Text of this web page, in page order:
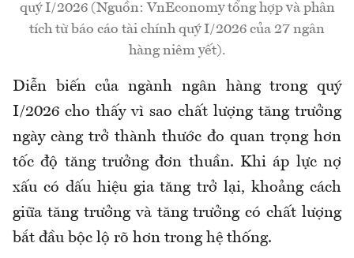
quý I/2026 (Nguồn: VnEconomy tổng hợp và phân
tích từ báo cáo tài chính quý I/2026 của 27 ngân
hàng niêm yết).
Diễn biến của ngành ngân hàng trong quý
I/2026 cho thấy vì sao chất lượng tăng trưởng
ngày càng trở thành thước đo quan trọng hơn
tốc độ tăng trưởng đơn thuần. Khi áp lực nợ
xấu có dấu hiệu gia tăng trở lại, khoảng cách
giữa tăng trưởng và tăng trưởng có chất lượng
bắt đầu bộc lộ rõ hơn trong hệ thống.